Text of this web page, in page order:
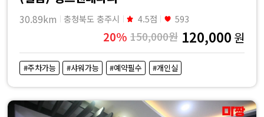
30.89km 충청북도 충주시 4.5점 593
20% 150,000원 120,000 원
#주차가능 #샤워가능 #예약필수 #개인실